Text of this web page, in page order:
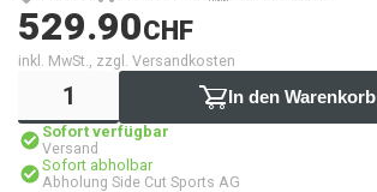
529.90CHF
inkl. MwSt., zzgl. Versandkosten
In den Warenkorb
Sofort verfügbar
Versand
Sofort abholbar
Abholung Side Cut Sports AG